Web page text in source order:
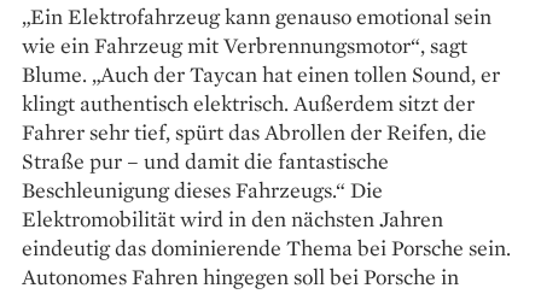
„Ein Elektrofahrzeug kann genauso emotional sein
wie ein Fahrzeug mit Verbrennungsmotor“, sagt
Blume. „Auch der Taycan hat einen tollen Sound, er
klingt authentisch elektrisch. Außerdem sitzt der
Fahrer sehr tief, spürt das Abrollen der Reifen, die
Straße pur – und damit die fantastische
Beschleunigung dieses Fahrzeugs.“ Die
Elektromobilität wird in den nächsten Jahren
eindeutig das dominierende Thema bei Porsche sein.
Autonomes Fahren hingegen soll bei Porsche in